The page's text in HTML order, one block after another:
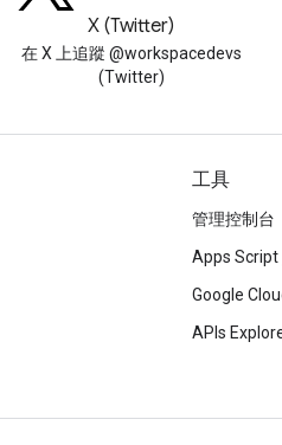
X (Twitter)
在 X 上追蹤 @workspacedevs
(Twitter)
工具
管理控制台
Apps Script
Google
APIs